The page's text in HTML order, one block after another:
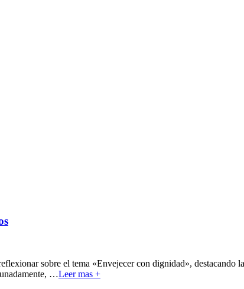
sobre el tema «Envejecer con dignidad», destacando
…Leer mas +